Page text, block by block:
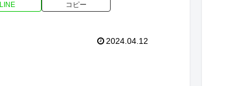
LINE コピー
2024.04.12